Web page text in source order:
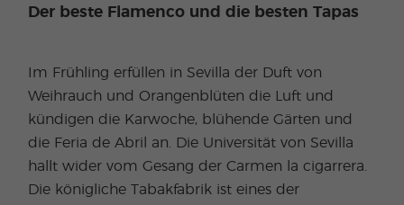
Der beste Flamenco und die besten Tapas
Im Frühling erfüllen in Sevilla der Duft von
Weihrauch und Orangenblüten die Luft und
kündigen die Karwoche, blühende Gärten und
die Feria de Abril an. Die Universität von Sevilla
hallt wider vom Gesang der Carmen la cigarrera.
Die königliche Tabakfabrik ist eines der